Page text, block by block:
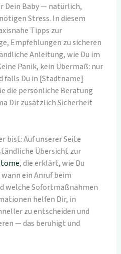
Dein Baby — natürlich,
Stress. In diesem
Tipps zur
Empfehlungen zu sicheren
Anleitung, wie Du im
Panik, kein Übermaß: nur
falls Du in [Stadtname]
die persönliche Beratung
Dir zusätzlich Sicherheit
bist: Auf unserer Seite
Übersicht zur
, die erklärt, wie Du
ein Anruf beim
welche Sofortmaßnahmen
helfen Dir, in
zu entscheiden und
— das beruhigt und